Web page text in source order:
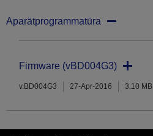
Aparātprogrammatūra
Firmware (vBD004G3)
v.BD004G3 27-Apr-2016 3.10 MB